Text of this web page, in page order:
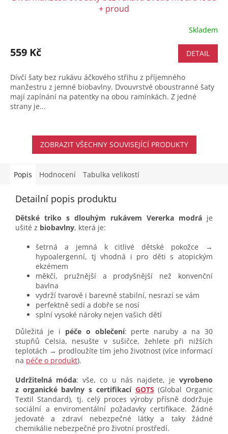
+ proud
Skladem
559 Kč DETAIL
Dívčí šaty bez rukávu áčkového střihu z příjemného
manžestru z jemné biobavlny. Dvouvrstvé oboustranné šaty
mají zapínání na patentky na obou ramínkách. Z jedné
strany je...
ZOBRAZIT VŠECHNY SOUVISEJÍCÍ PRODUKTY
Popis Hodnocení Tabulka velikostí
Detailní popis produktu
Dětské triko s dlouhým rukávem Vererka modrá je
ušité z biobavlny, která je:
šetrná a jemná k citlivé dětské pokožce →
hypoalergenní, tj vhodná i pro děti s atopickým
ekzémem
měkčí, pružnější a prodyšnější než konvenční
bavlna
vydrží tvarově i barevně stabilní, nesrazí se vám
perfektně sedí a dobře se nosí
splní vysoké nároky nejen vašich dětí
Důležitá je i péče o oblečení: perte naruby a na 30
stupňů Celsia, nesušte v sušičce, žehlete při nižších
teplotách → prodloužíte tím jeho životnost (více informací
na péče o produkt).
Udržitelná móda: vše, co u nás najdete, je vyrobeno
z organické bavlny s certifikací GOTS (Global Organic
Textil Standard), tj. celý proces výroby přísně dodržuje
sociální a enviromentální požadavky certifikace. Žádné
jedovaté a zdraví nebezpečné látky a taky žádné
chemikálie nebezpečné pro životní prostředí.